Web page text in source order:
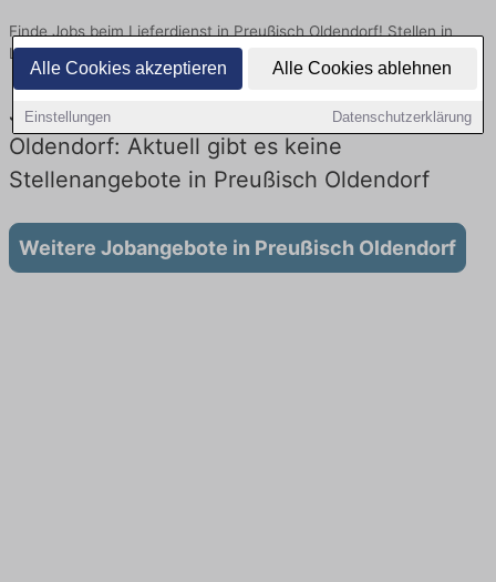
Alle Cookies akzeptieren Alle Cookies ablehnen
Einstellungen Datenschutzerklärung
Finde Jobs beim Lieferdienst in Preußisch Oldendorf! Stellen in
Logistik. Jetzt bewerben!
Jobs beim Lieferdienst in Preußisch
Oldendorf: Aktuell gibt es keine
Stellenangebote in Preußisch Oldendorf
Weitere Jobangebote in Preußisch Oldendorf